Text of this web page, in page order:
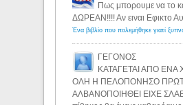
Πως μπορουμε να το
ΔΩΡΕΑΝ!!!! Αν ειναι Εφικτο
ΓΕΓΟΝΟΣ
ΚΑΤΑΓΕΤΑΙ ΑΠΟ
ΟΛΗ Η ΠΕΛΟΠΟΝΗΣΟ
ΑΛΒΑΝΟΠΟΙΗΘΕΙ ΕΙΧΕ